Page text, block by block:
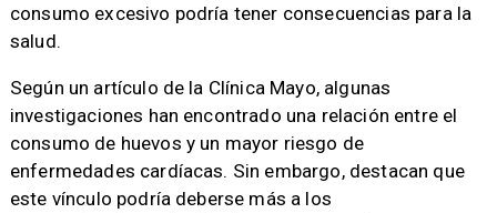
consumo excesivo podría tener consecuencias para la
salud.
Según un artículo de la Clínica Mayo, algunas
investigaciones han encontrado una relación entre el
consumo de huevos y un mayor riesgo de
enfermedades cardíacas. Sin embargo, destacan que
este vínculo podría deberse más a los